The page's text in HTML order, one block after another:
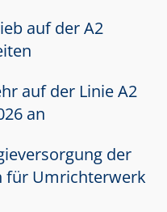
auf der A2
auf der Linie A2
an
der
für Umrichterwerk